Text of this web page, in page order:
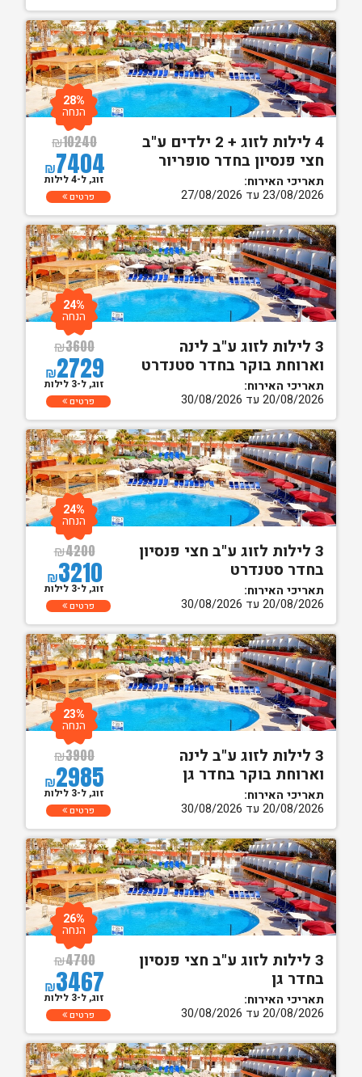
4 לילות לזוג + 2 ילדים ע"ב
חצי פנסיון בחדר סופריור
תאריכי האירוח:
23/08/2026 עד 27/08/2026
₪10240
₪7404
28%
הנחה
זוג, ל-4 לילות
פרטים
3 לילות לזוג ע"ב לינה
וארוחת בוקר בחדר סטנדרט
תאריכי האירוח:
20/08/2026 עד 30/08/2026
₪3600
₪2729
24%
הנחה
זוג, ל-3 לילות
פרטים
3 לילות לזוג ע"ב חצי פנסיון
בחדר סטנדרט
תאריכי האירוח:
20/08/2026 עד 30/08/2026
₪4200
₪3210
24%
הנחה
זוג, ל-3 לילות
פרטים
3 לילות לזוג ע"ב לינה
וארוחת בוקר בחדר גן
תאריכי האירוח:
20/08/2026 עד 30/08/2026
₪3900
₪2985
23%
הנחה
זוג, ל-3 לילות
פרטים
3 לילות לזוג ע"ב חצי פנסיון
בחדר גן
תאריכי האירוח:
20/08/2026 עד 30/08/2026
₪4700
₪3467
26%
הנחה
זוג, ל-3 לילות
פרטים